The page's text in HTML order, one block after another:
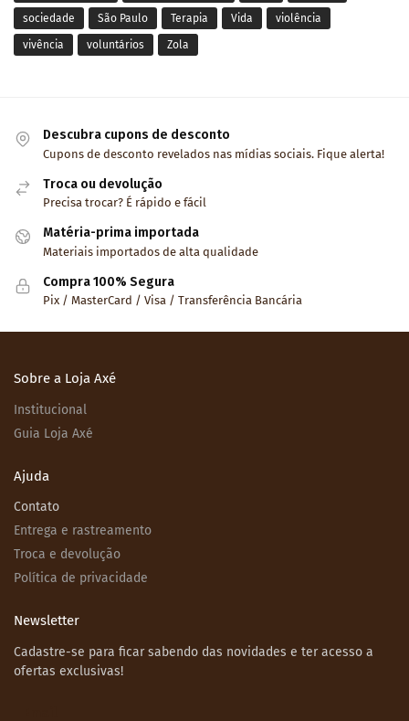
sociedade São Paulo Terapia Vida violência
vivência voluntários Zola
Descubra cupons de desconto
Cupons de desconto revelados nas mídias sociais. Fique alerta!
Troca ou devolução
Precisa trocar? É rápido e fácil
Matéria-prima importada
Materiais importados de alta qualidade
Compra 100% Segura
Pix / MasterCard / Visa / Transferência Bancária
Sobre a Loja Axé
Institucional
Guia Loja Axé
Ajuda
Contato
Entrega e rastreamento
Troca e devolução
Política de privacidade
Newsletter
Cadastre-se para ficar sabendo das novidades e ter acesso a
ofertas exclusivas!